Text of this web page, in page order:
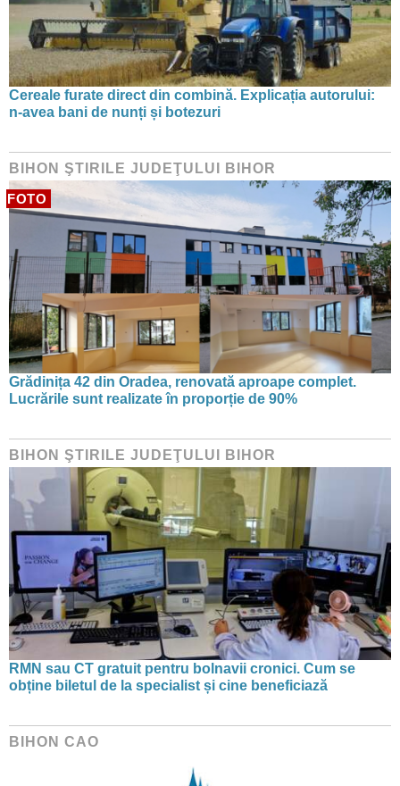
Cereale furate direct din combină. Explicația autorului:
n-avea bani de nunți și botezuri
BIHON ŞTIRILE JUDEŢULUI BIHOR
FOTO
Grădinița 42 din Oradea, renovată aproape complet.
Lucrările sunt realizate în proporție de 90%
BIHON ŞTIRILE JUDEŢULUI BIHOR
RMN sau CT gratuit pentru bolnavii cronici. Cum se
obține biletul de la specialist și cine beneficiază
BIHON CAO